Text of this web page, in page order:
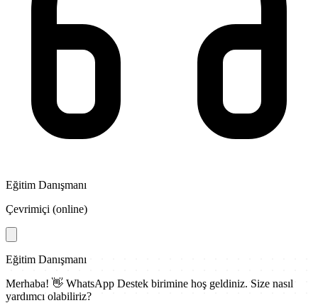
Eğitim Danışmanı
Çevrimiçi (online)
Eğitim Danışmanı
Merhaba! 👋 WhatsApp Destek birimine hoş geldiniz. Size nasıl
yardımcı olabiliriz?